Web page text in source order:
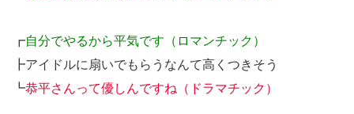
┏自分でやるから平気です（ロマンチック）
┣アイドルに扇いでもらうなんて高くつきそう
┗恭平さんって優しんですね（ドラマチック）